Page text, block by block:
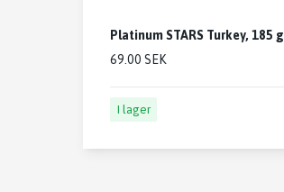
Platinum STARS Turkey, 185 g
69.00 SEK
I lager